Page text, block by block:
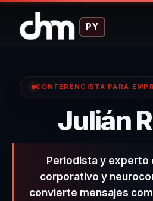
PY
CONFERENCISTA PARA
Julián
Periodista y experto
corporativo y
convierte mensajes